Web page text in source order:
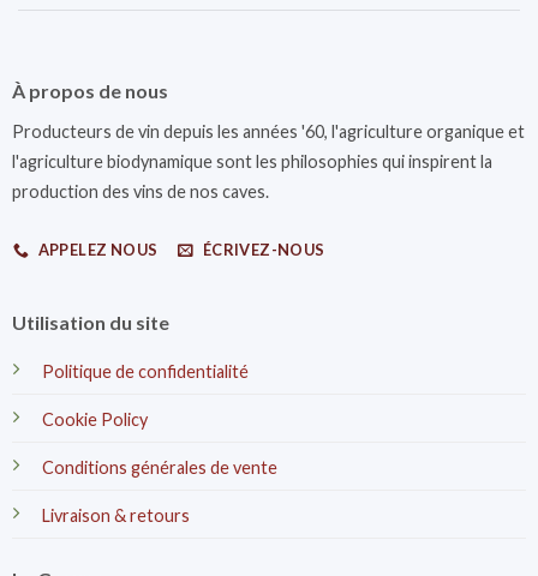
À propos de nous
Producteurs de vin depuis les années '60, l'agriculture organique et
l'agriculture biodynamique sont les philosophies qui inspirent la
production des vins de nos caves.
APPELEZ NOUS ÉCRIVEZ-NOUS
Utilisation du site
Politique de confidentialité
Cookie Policy
Conditions générales de vente
Livraison & retours